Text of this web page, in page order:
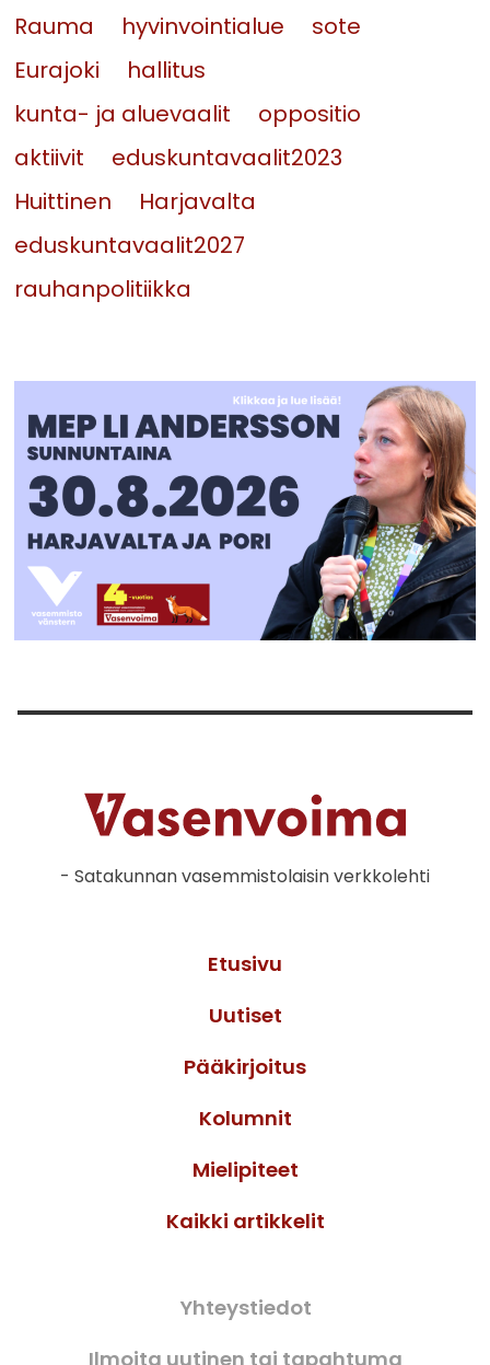
Rauma
hyvinvointialue
sote
Eurajoki
hallitus
kunta- ja aluevaalit
oppositio
aktiivit
eduskuntavaalit2023
Huittinen
Harjavalta
eduskuntavaalit2027
rauhanpolitiikka
- Satakunnan vasemmistolaisin verkkolehti
Etusivu
Uutiset
Pääkirjoitus
Kolumnit
Mielipiteet
Kaikki artikkelit
Yhteystiedot
Ilmoita uutinen tai tapahtuma